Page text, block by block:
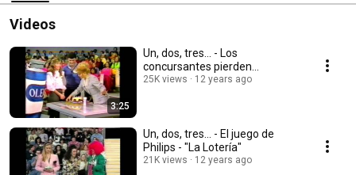
Videos
3:25
Un, dos, tres... - Los
concursantes pierden...
25K views 12 years ago
Un, dos, tres... - El juego de
Philips - "La Lotería"
21K views 12 years ago